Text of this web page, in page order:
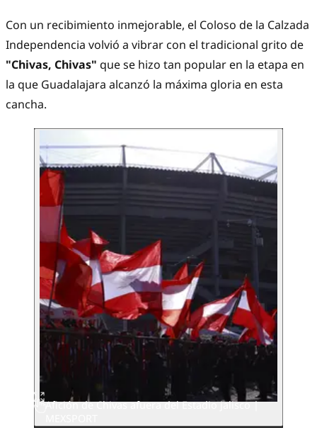
Con un recibimiento inmejorable, el Coloso de la Calzada
Independencia volvió a vibrar con el tradicional grito de
"Chivas, Chivas" que se hizo tan popular en la etapa en
la que Guadalajara alcanzó la máxima gloria en esta
cancha.
Afición de Chivas afuera del Estadio jalisco |